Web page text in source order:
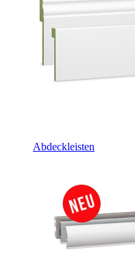
Abdeckleisten